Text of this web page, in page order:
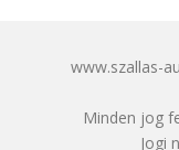
www.szallas-
Minden jog
Jogi